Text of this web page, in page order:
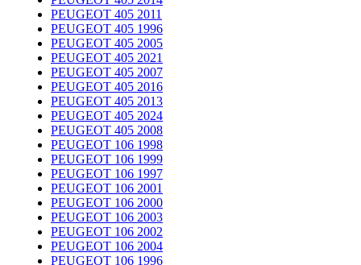
PEUGEOT 405 2011
PEUGEOT 405 1996
PEUGEOT 405 2005
PEUGEOT 405 2021
PEUGEOT 405 2007
PEUGEOT 405 2016
PEUGEOT 405 2013
PEUGEOT 405 2024
PEUGEOT 405 2008
PEUGEOT 106 1998
PEUGEOT 106 1999
PEUGEOT 106 1997
PEUGEOT 106 2001
PEUGEOT 106 2000
PEUGEOT 106 2003
PEUGEOT 106 2002
PEUGEOT 106 2004
PEUGEOT 106 1996